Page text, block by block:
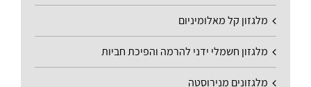
מלגזון קל מאלומיניום
מלגזון חשמלי ידני להרמה והפיכת חביות
מלגזונים מנירוסטה